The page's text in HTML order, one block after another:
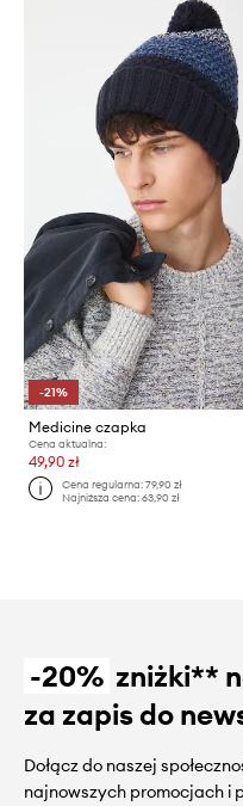
-21%
Medicine czapka
Cena aktualna:
49,90 zł
Cena regularna:79,90 zł
Najniższa cena:63,90 zł
-20% zniżki**
za zapis do
Dołącz do naszej
najnowszych promocjach i